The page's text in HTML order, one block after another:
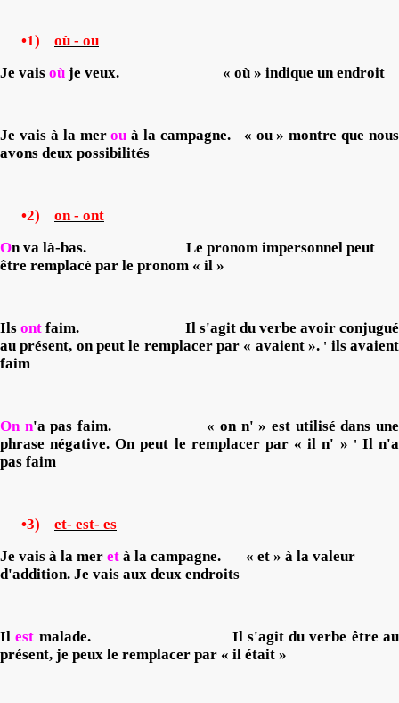
•1)
où - ou
Je vais où je veux. « où » indique un endroit
Je vais à la merou à la campagne.
« ou » montre que nous
avons deux possibilités
•2)
on - ont
On va là-bas.
Le pronom impersonnel peut
être remplacé par le pronom « il »
Ilsont faim.
Il s'agit du verbe avoir conjugué
au présent, on peut le remplacer par « avaient ». ' ils avaient
faim
On n'a pas faim.
« on n' » est utilisé dans une
phrase négative. On peut le remplacer par « il n' » ' Il n'a
pas faim
•3)
et- est- es
Je vais à la mer et à la campagne.
« et » à la valeur
d'addition. Je vais aux deux endroits
Ilest malade.
Il s'agit du verbe être au
présent, je peux le remplacer par « il était »